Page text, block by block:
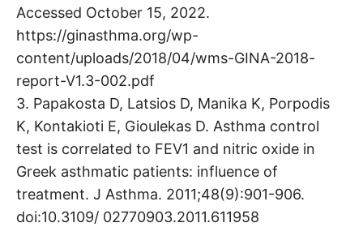
Accessed October 15, 2022.
https://ginasthma.org/wp-
content/uploads/2018/04/wms-GINA-2018-
report-V1.3-002.pdf
3. Papakosta D, Latsios D, Manika K, Porpodis
K, Kontakioti E, Gioulekas D. Asthma control
test is correlated to FEV1 and nitric oxide in
Greek asthmatic patients: influence of
treatment. J Asthma. 2011;48(9):901-906.
doi:10.3109/ 02770903.2011.611958